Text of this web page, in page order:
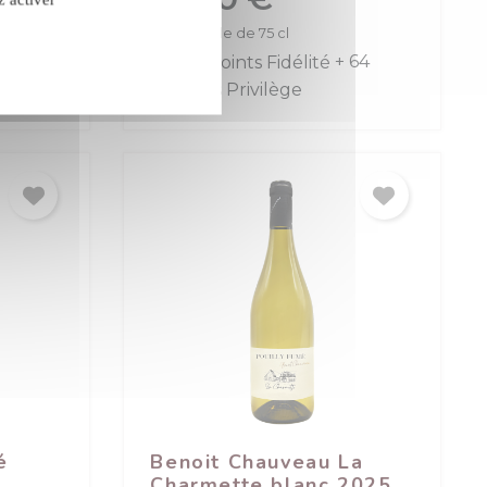
La bouteille de 75 cl
+ 64
Benoit Chauveau La